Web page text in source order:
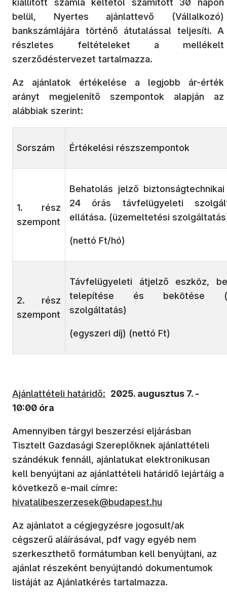
belül, Nyertes ajánlattevő (Vállalkozó)
bankszámlájára történő átutalással teljesíti. A
részletes feltételeket a mellékelt
szerződéstervezet tartalmazza.
Az ajánlatok értékelése a legjobb ár-érték
arányt megjelenítő szempontok alapján az
alábbiak szerint:
Sorszám Értékelési részszempontok
1. rész
szempont
Behatolás jelző
24 órás távfelügyeleti
ellátása. (üzemeltetési
(nettó Ft/hó)
2. rész
szempont
Távfelügyeleti átjelző eszköz,
telepítése és bekötése
szolgáltatás)
(egyszeri díj) (nettó Ft)
Ajánlattételi határidő: 2025. augusztus 7. -
10:00 óra
Amennyiben tárgyi beszerzési eljárásban
Tisztelt Gazdasági Szereplőknek ajánlattételi
szándékuk fennáll, ajánlatukat elektronikusan
kell benyújtani az ajánlattételi határidő lejártáig a
következő e-mail címre:
hivatalibeszerzesek@budapest.hu
Az ajánlatot a cégjegyzésre jogosult/ak
cégszerű aláírásával, pdf vagy egyéb nem
szerkeszthető formátumban kell benyújtani, az
ajánlat részeként benyújtandó dokumentumok
listáját az Ajánlatkérés tartalmazza.